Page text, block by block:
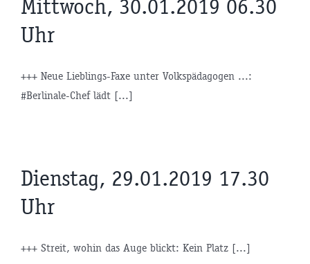
Mittwoch, 30.01.2019 06.30
Uhr
+++ Neue Lieblings-Faxe unter Volkspädagogen ...:
#Berlinale-Chef lädt [...]
Dienstag, 29.01.2019 17.30
Uhr
+++ Streit, wohin das Auge blickt: Kein Platz [...]